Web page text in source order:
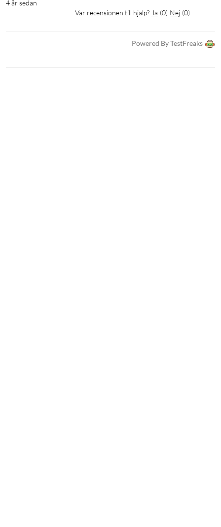
4 år sedan
Var recensionen till hjälp? Ja (0) Nej (0)
Powered By TestFreaks